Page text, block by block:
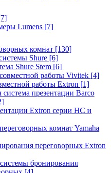
Lumens [7]
комнат [130]
Shure [6]
Shure Stem [6]
работы Vivitek [4]
работы Extron [1]
система презентации Barco
Extron серии HC и
комнат Yamaha
переговорных Extron
бронирования